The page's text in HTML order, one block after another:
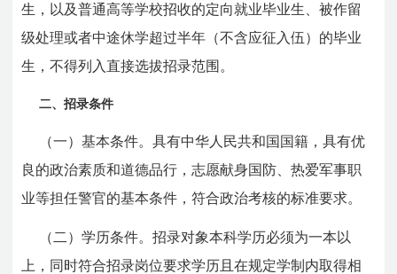
生，以及普通高等学校招收的定向就业毕业生、被作留
级处理或者中途休学超过半年（不含应征入伍）的毕业
生，不得列入直接选拔招录范围。
二、招录条件
（一）基本条件。具有中华人民共和国国籍，具有优
良的政治素质和道德品行，志愿献身国防、热爱军事职
业等担任警官的基本条件，符合政治考核的标准要求。
（二）学历条件。招录对象本科学历必须为一本以
上，同时符合招录岗位要求学历且在规定学制内取得相